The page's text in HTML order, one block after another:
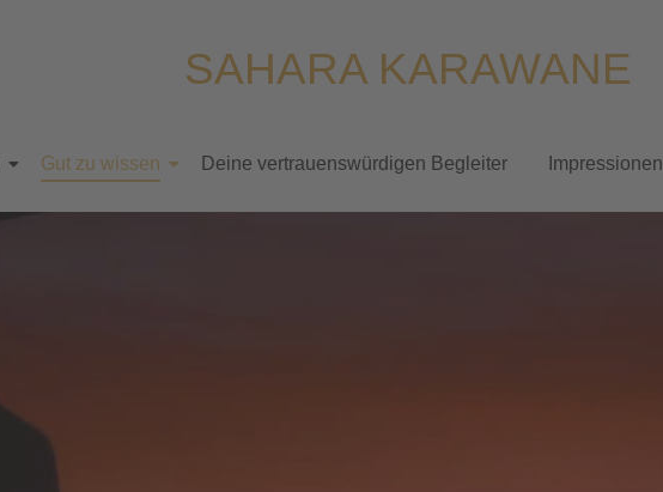
SAHARA KARAWANE
Gut zu wissen Deine vertrauenswürdigen Begleiter Impressionen